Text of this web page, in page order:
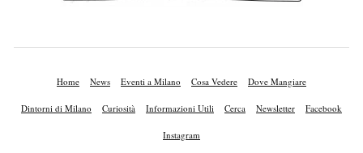
Home News Eventi a Milano Cosa Vedere Dove Mangiare
Dintorni di Milano Curiosità Informazioni Utili Cerca Newsletter Facebook
Instagram